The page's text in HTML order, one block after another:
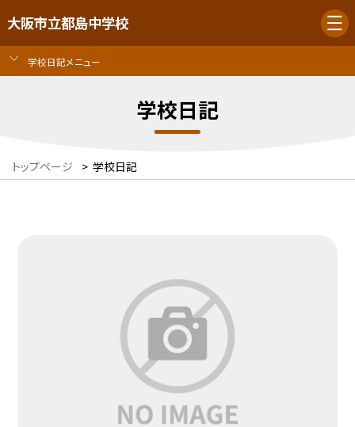
大阪市立都島中学校
学校日記メニュー
学校日記
トップページ > 学校日記